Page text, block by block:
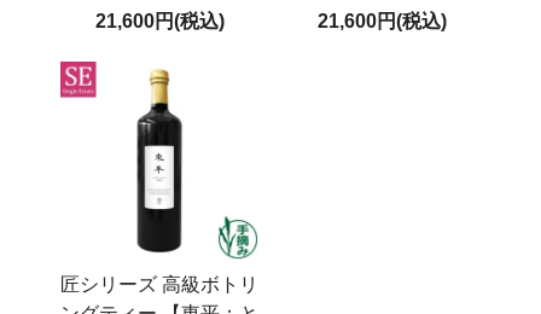
21,600円(税込)
21,600円(税込)
匠シリーズ 高級ボトリ